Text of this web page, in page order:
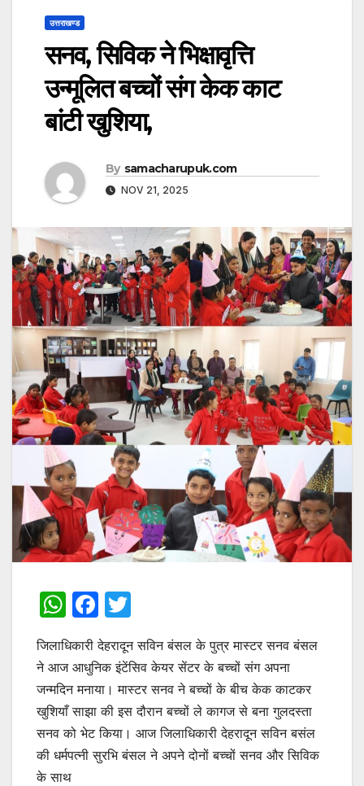
उत्तराखण्ड
सनव, सिविक ने भिक्षावृत्ति
उन्मूलित बच्चों संग केक काट
बांटी खुशिया,
By samacharupuk.com
NOV 21, 2025
W
at
s
A
p
p
F
a
c
e
b
o
o
itt
er
जिलाधिकारी देहरादून सविन बंसल के पुत्र मास्टर सनव बंसल
ने आज आधुनिक इंटेंसिव केयर सेंटर के बच्चों संग अपना
जन्मदिन मनाया। मास्टर सनव ने बच्चों के बीच केक काटकर
खुशियाँ साझा की इस दौरान बच्चों ले कागज से बना गुलदस्ता
सनव को भेट किया। आज जिलाधिकारी देहरादून सविन बसंल
की धर्मपत्नी सुरभि बंसल ने अपने दोनों बच्चों सनव और सिविक
के साथ